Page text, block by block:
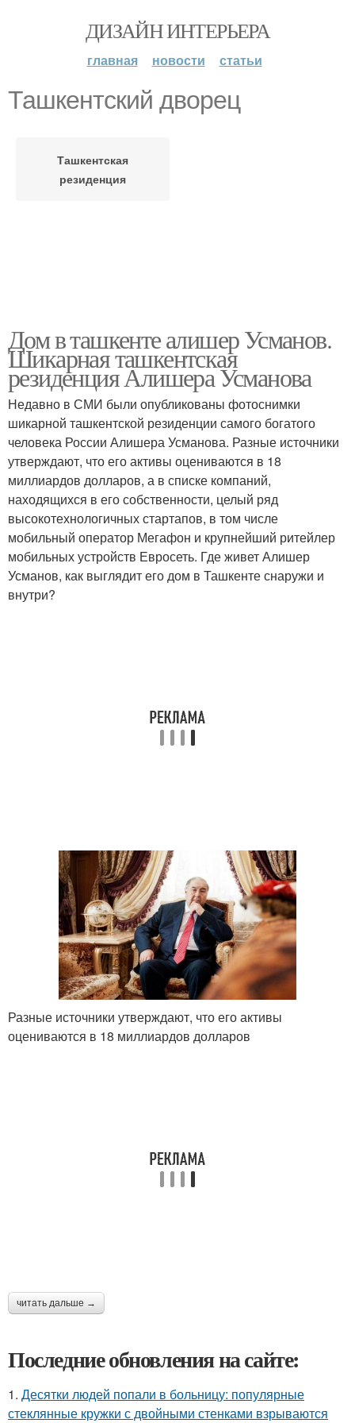
ДИЗАЙН ИНТЕРЬЕРА
главная новости статьи
Ташкентский дворец
Ташкентская
резиденция
Дом в ташкенте алишер Усманов.
Шикарная ташкентская
резиденция Алишера Усманова
Недавно в СМИ были опубликованы фотоснимки
шикарной ташкентской резиденции самого богатого
человека России Алишера Усманова. Разные источники
утверждают, что его активы оцениваются в 18
миллиардов долларов, а в списке компаний,
находящихся в его собственности, целый ряд
высокотехнологичных стартапов, в том числе
мобильный оператор Мегафон и крупнейший ритейлер
мобильных устройств Евросеть. Где живет Алишер
Усманов, как выглядит его дом в Ташкенте снаружи и
внутри?
Разные источники утверждают, что его активы
оцениваются в 18 миллиардов долларов
читать дальше →
Последние обновления на сайте:
1. Десятки людей попали в больницу: популярные
стеклянные кружки с двойными стенками взрываются